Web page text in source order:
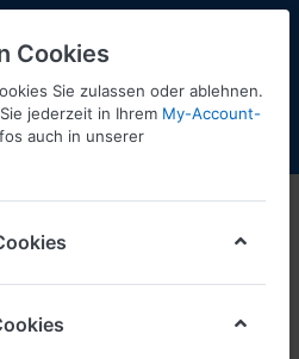
Shopaktualisierung
Cookies
Sie zulassen oder ablehnen.
jederzeit in Ihrem My-Account-
auch in unserer